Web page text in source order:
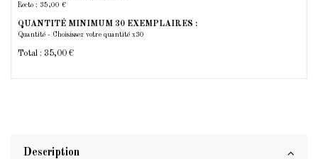
Recto : 35,00 €
QUANTITÉ MINIMUM 30 EXEMPLAIRES :
Quantité - Choisissez votre quantité x30
Total : 35,00 €
Description